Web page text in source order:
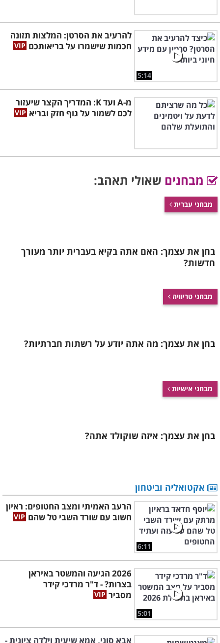
5:14
להרעיב את הסרטן: המלצות תזונה
חכמות שישמרו על בריאותכם
מ-A ועד K: המדריך הקצר שיעזור
לכם לשמור על גוף חזק ובריא
מבחנים שאולי תאהב:
מבחני עברית
בחן את עצמך: האם אתה בקיא בעברית יותר מעורך
חדשות?
מבחני טריוויה
בחן את עצמך: מה אתה יודע על רשתות חברתיות?
מבחני אישיות
בחן את עצמך: איזה שוקולד אתה?
אקטואליה וביטחון
6:11
הרעב האמיתי ומצב החטופים: ראיון
חשוב עם שורד השבי טל שהם
5:01
2026 הגיעה והמשטר באיראן
בצרות? - ד"ר מרדכי קידר
מסביר
אבא סוני, אמא שיעית וילדה ציונית -